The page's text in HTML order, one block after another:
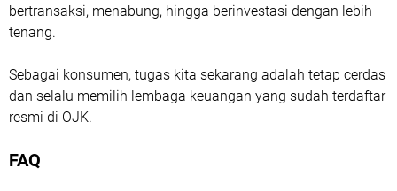
bertransaksi, menabung, hingga berinvestasi dengan lebih
tenang.
Sebagai konsumen, tugas kita sekarang adalah tetap cerdas
dan selalu memilih lembaga keuangan yang sudah terdaftar
resmi di OJK.
FAQ